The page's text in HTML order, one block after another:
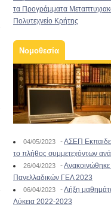
τα Προγράμματα
Πολυτεχνείο Κρήτης
Νομοθεσία
04/05/2023 -ΑΣΕΠ
το πλήθος συμμετεχόντων ανά
26/04/2023 -Ανακοινώθηκε
Πανελλαδικών ΓΕΛ 2023
06/04/2023 -Λήξη
Λύκεια 2022-2023